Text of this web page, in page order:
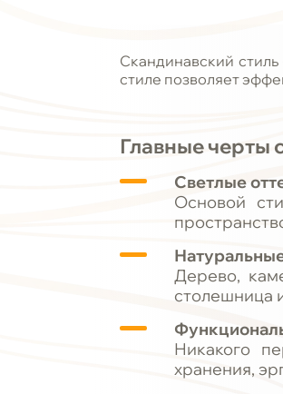
Скандинавский
стиле позволяет
Главные черты
Светлые
Основой
Дерево,
столешница
Никакого
хранения,